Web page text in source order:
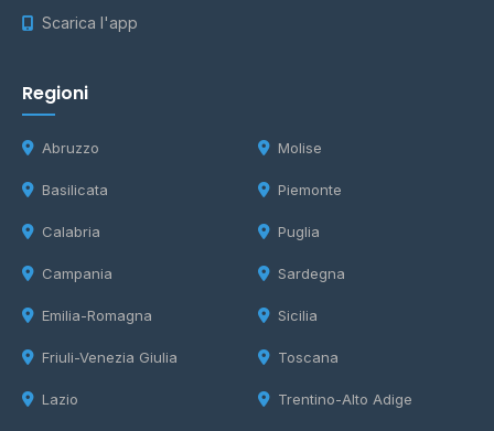
Scarica l'app
Regioni
Abruzzo
Basilicata
Calabria
Campania
Emilia-Romagna
Friuli-Venezia Giulia
Lazio
Molise
Piemonte
Puglia
Sardegna
Sicilia
Toscana
Trentino-Alto Adige